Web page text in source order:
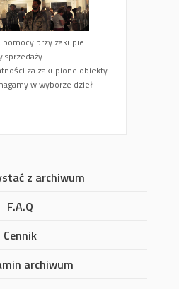
przy zakupie
sprzedaży
za zakupione obiekty
w wyborze dzieł
z archiwum
F.A.Q
Cennik
archiwum